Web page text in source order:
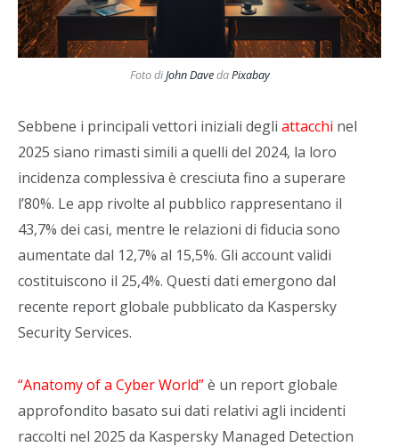
Foto diJohn DavedaPixabay
Sebbene i principali vettori iniziali degli attacchi nel
2025 siano rimasti simili a quelli del 2024, la loro
incidenza complessiva è cresciuta fino a superare
l’80%. Le app rivolte al pubblico rappresentano il
43,7% dei casi, mentre le relazioni di fiducia sono
aumentate dal 12,7% al 15,5%. Gli account validi
costituiscono il 25,4%. Questi dati emergono dal
recente report globale pubblicato da Kaspersky
Security Services.
“Anatomy of a Cyber World”è un report globale
approfondito basato sui dati relativi agli incidenti
raccolti nel 2025 da Kaspersky Managed Detection